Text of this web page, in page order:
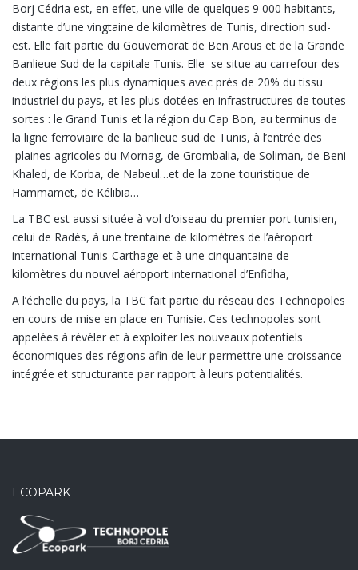
Borj Cédria est, en effet, une ville de quelques 9 000 habitants,
distante d’une vingtaine de kilomètres de Tunis, direction sud-
est. Elle fait partie du Gouvernorat de Ben Arous et de la Grande
Banlieue Sud de la capitale Tunis. Elle se situe au carrefour des
deux régions les plus dynamiques avec près de 20% du tissu
industriel du pays, et les plus dotées en infrastructures de toutes
sortes : le Grand Tunis et la région du Cap Bon, au terminus de
la ligne ferroviaire de la banlieue sud de Tunis, à l’entrée des
plaines agricoles du Mornag, de Grombalia, de Soliman, de Beni
Khaled, de Korba, de Nabeul…et de la zone touristique de
Hammamet, de Kélibia…
La TBC est aussi située à vol d’oiseau du premier port tunisien,
celui de Radès, à une trentaine de kilomètres de l’aéroport
international Tunis-Carthage et à une cinquantaine de
kilomètres du nouvel aéroport international d’Enfidha,
A l’échelle du pays, la TBC fait partie du réseau des Technopoles
en cours de mise en place en Tunisie. Ces technopoles sont
appelées à révéler et à exploiter les nouveaux potentiels
économiques des régions afin de leur permettre une croissance
intégrée et structurante par rapport à leurs potentialités.
ECOPARK